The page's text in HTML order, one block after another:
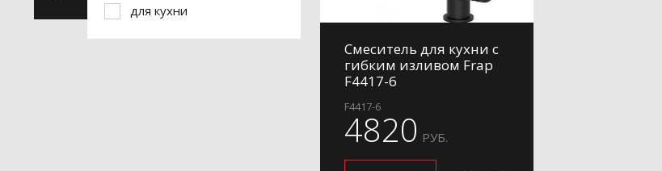
для кухни
Смеситель для кухни с
гибким изливом Frap
F4417-6
F4417-6
4820 РУБ.